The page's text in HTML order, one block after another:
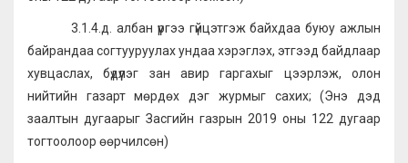
3.1.4.д. албан үүргээ гүйцэтгэж байхдаа буюу ажлын
байрандаа согтууруулах ундаа хэрэглэх, этгээд байдлаар
хувцаслах, бүдүүлэг зан авир гаргахыг цээрлэж, олон
нийтийн газарт мөрдөх дэг журмыг сахих; (Энэ дэд
заалтын дугаарыг Засгийн газрын 2019 оны 122 дугаар
тогтоолоор өөрчилсөн)